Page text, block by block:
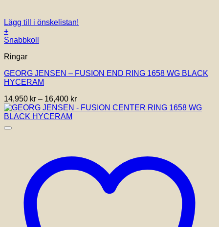
Lägg till i önskelistan!
+
Den
produkten
flera
varianter.
olika
alternativen
kan
väljas
Snabbkoll
Ringar
GEORG JENSEN – FUSION END RING 1658 WG BLACK
HYCERAM
14,950 kr – 16,400 krPrisintervall:
14,950 kr